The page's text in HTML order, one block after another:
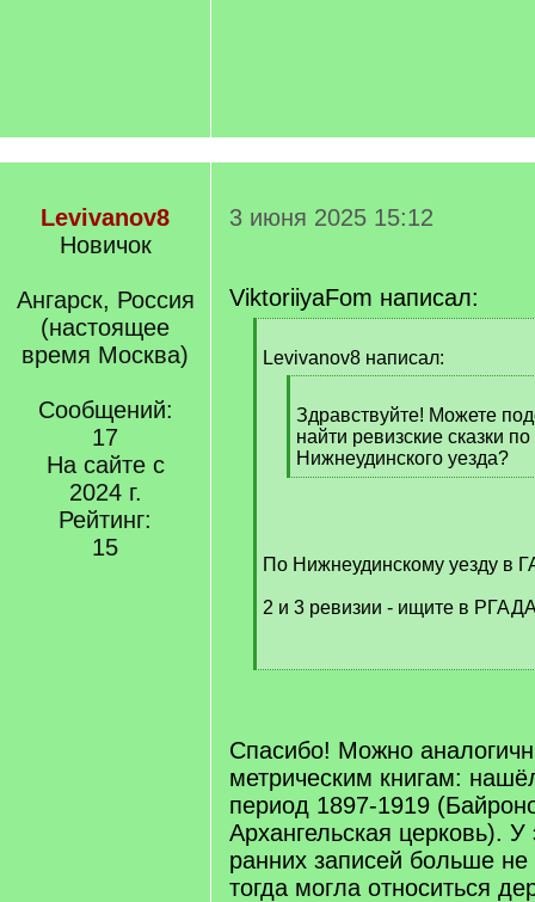
Levivanov8
Новичок
Ангарск, Россия
(настоящее
время Москва)
Сообщений:
17
На сайте с
2024 г.
Рейтинг:
15
3 июня 2025 15:12
ViktoriiyaFom написал:
qLevivanov8 написал:
q
]
Здравствуйте! Можете
найти ревизские сказки
Нижнеудинского уезда?
[
По Нижнеудинскому уезду в
2 и 3 ревизии - ищите в
[
Спасибо! Можно
метрическим книгам:
период 1897-1919
Архангельская церковь).
ранних записей больше
тогда могла относиться